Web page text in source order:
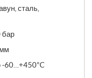
сталь,
бар
-60…+450°C